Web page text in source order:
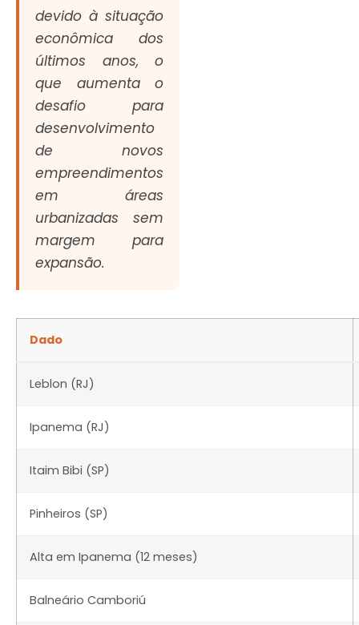
devido à situação
econômica dos
últimos anos, o
que aumenta o
desafio para
desenvolvimento
de novos
empreendimentos
em áreas
urbanizadas sem
margem para
expansão.
Dado
Leblon (RJ)
Ipanema (RJ)
Itaim Bibi (SP)
Pinheiros (SP)
Alta em Ipanema (12 meses)
Balneário Camboriú